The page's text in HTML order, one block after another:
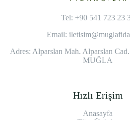
Tel: +90 541 723 23
Email:
Adres: Alparslan Mah. Alparslan
MUĞLA
Hızlı Erişim
Anasayfa